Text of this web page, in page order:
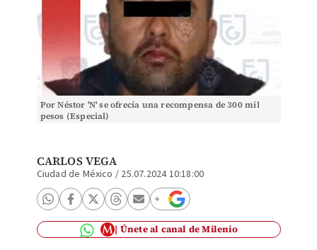
Por Néstor 'N' se ofrecía una recompensa de 300 mil
pesos (Especial)
CARLOS VEGA
Ciudad de México / 25.07.2024 10:18:00
Únete al canal de Milenio